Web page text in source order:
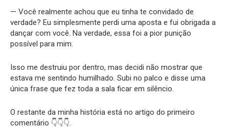
— Você realmente achou que eu tinha te convidado de
verdade? Eu simplesmente perdi uma aposta e fui obrigada a
dançar com você. Na verdade, essa foi a pior punição
possível para mim.
Isso me destruiu por dentro, mas decidi não mostrar que
estava me sentindo humilhado. Subi no palco e disse uma
única frase que fez toda a sala ficar em silêncio.
O restante da minha história está no artigo do primeiro
comentário 👇👇👇.